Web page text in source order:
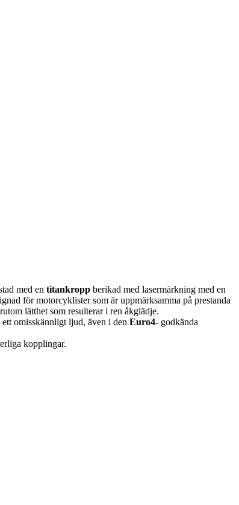
med en titankropp berikad med lasermärkning med en
för motorcyklister som är uppmärksamma på prestanda
lätthet som resulterar i ren åkglädje.
omisskännligt ljud, även i den Euro4- godkända
kopplingar.